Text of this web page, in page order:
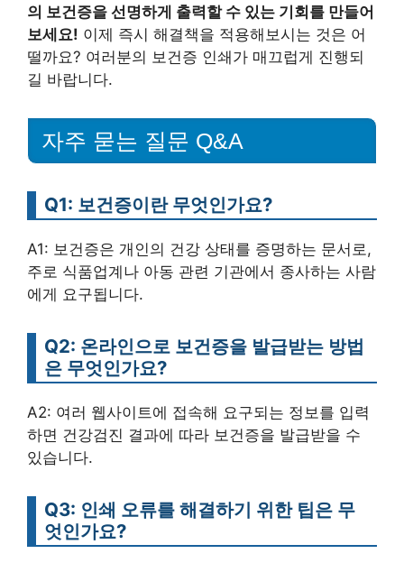
의 보건증을 선명하게 출력할 수 있는 기회를 만들어
보세요! 이제 즉시 해결책을 적용해보시는 것은 어
떨까요? 여러분의 보건증 인쇄가 매끄럽게 진행되
길 바랍니다.
자주 묻는 질문 Q&A
Q1: 보건증이란 무엇인가요?
A1: 보건증은 개인의 건강 상태를 증명하는 문서로,
주로 식품업계나 아동 관련 기관에서 종사하는 사람
에게 요구됩니다.
Q2: 온라인으로 보건증을 발급받는 방법
은 무엇인가요?
A2: 여러 웹사이트에 접속해 요구되는 정보를 입력
하면 건강검진 결과에 따라 보건증을 발급받을 수
있습니다.
Q3: 인쇄 오류를 해결하기 위한 팁은 무
엇인가요?